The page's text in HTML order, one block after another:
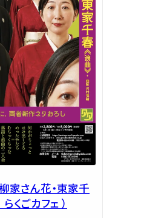
家さん花・東家千
ごカフェ ）